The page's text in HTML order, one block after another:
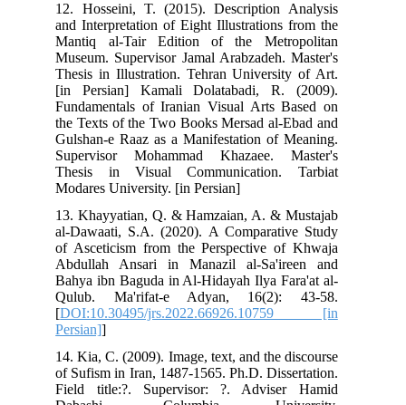
12. Hosseini, T. (2015). Description Analysis
and Interpretation of Eight Illustrations from the
Mantiq al-Tair Edition of the Metropolitan
Museum. Supervisor Jamal Arabzadeh. Master's
Thesis in Illustration. Tehran University of Art.
[in Persian]‏‫‬‭‬ Kamali Dolatabadi, R. (2009).
Fundamentals of Iranian Visual Arts Based on
the Texts of the Two Books Mersad al-Ebad and
Gulshan-e Raaz as a Manifestation of Meaning.
Supervisor Mohammad Khazaee. Master's
Thesis in Visual Communication. Tarbiat
Modares University. [in Persian]‬‬‬‬‬‬‬‬‬‬‬‬‬‬‬‬‬‬‬‬‬‬‬‬‬‬‬‬‬‬‬‬‬‬‬‬‬‬‬‬
13. Khayyatian, Q. & Hamzaian, A. & Mustajab
al-Dawaati, S.A. (2020). A Comparative Study
of Asceticism from the Perspective of Khwaja
Abdullah Ansari in Manazil al-Sa'ireen and
Bahya ibn Baguda in Al-Hidayah Ilya Fara'at al-
Qulub. Ma'rifat-e Adyan, 16(2): 43-58.
[DOI:10.30495/jrs.2022.66926.10759 [in
14. Kia, C. (2009). Image, text, and the discourse
of Sufism in Iran, 1487-1565. Ph.D. Dissertation.
Field title:?. Supervisor: ?. Adviser Hamid